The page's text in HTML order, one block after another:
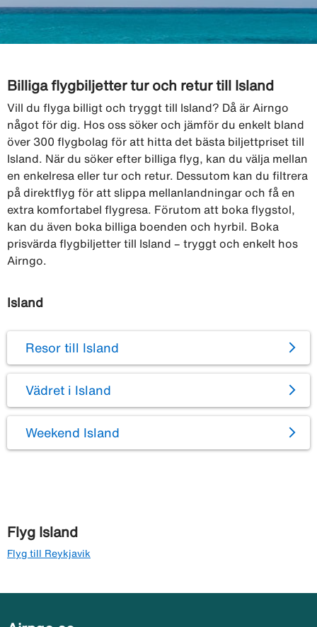
Billiga flygbiljetter tur och retur till Island
Vill du flyga billigt och tryggt till Island? Då är Airngo
något för dig. Hos oss söker och jämför du enkelt bland
över 300 flygbolag för att hitta det bästa biljettpriset till
Island. När du söker efter billiga flyg, kan du välja mellan
en enkelresa eller tur och retur. Dessutom kan du filtrera
på direktflyg för att slippa mellanlandningar och få en
extra komfortabel flygresa. Förutom att boka flygstol,
kan du även boka billiga boenden och hyrbil. Boka
prisvärda flygbiljetter till Island – tryggt och enkelt hos
Airngo.
Island
Resor till Island
Vädret i Island
Weekend Island
Flyg Island
Flyg till Reykjavik